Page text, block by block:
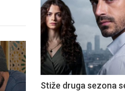
Stiže druga sezona